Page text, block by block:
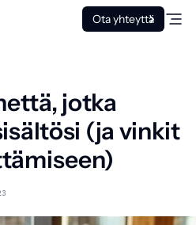
Ota yhteyttä
jotka
(ja vinkit